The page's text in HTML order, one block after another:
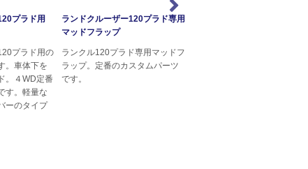
プラド用
プラド用の
。車体下を
。４WD定番
す。軽量な
ーのタイプ
ランドクルーザー120プラド専用
マッドフラップ
ランクル120プラド専用マッドフ
ラップ。定番のカスタムパーツ
です。